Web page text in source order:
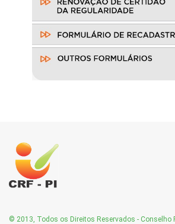
© 2013, Todos os Direitos Reservados - Conselho